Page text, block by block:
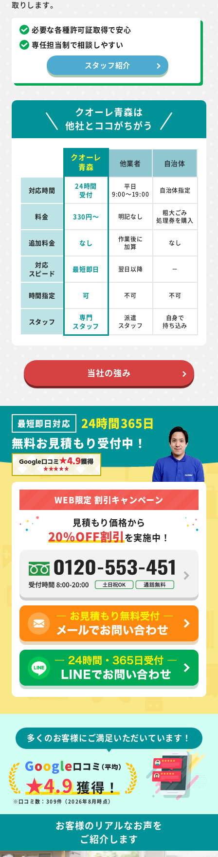
取りします。
必要な各種許可証取得で安心
専任担当制で相談しやすい
スタッフ紹介
クオーレ青森は
他社とココがちがう
クオーレ
青森
他業者 自治体
対応時間
24時間
受付
平日
9:00～19:00
自治体指定
料金 330円～ 明記なし
粗大ごみ
処理券を購入
追加料金 なし
作業後に
加算
なし
対応
スピード
最短即日 翌日以降 －
時間指定 可 不可 不可
スタッフ
専門
スタッフ
派遣
スタッフ
自身で
持ち込み
当社の強み
最短即日対応
24時間365日
無料お見積もり受付中！
Google口コミ★4.9獲得
WEB限定 割引キャンペーン
見積もり価格から
20%OFF割引を実施中！
多くのお客様にご満足いただいています！
★4.9獲得！
※口コミ数：309件（2026年8月時点）
お客様のリアルなお声を
ご紹介します